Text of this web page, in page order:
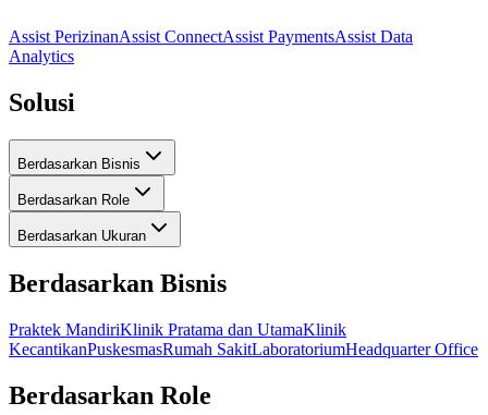
Assist PerizinanAssist ConnectAssist PaymentsAssist Data
Analytics
Solusi
Berdasarkan Bisnis
Berdasarkan Role
Berdasarkan Ukuran
Berdasarkan Bisnis
Praktek MandiriKlinik Pratama dan UtamaKlinik
KecantikanPuskesmasRumah SakitLaboratoriumHeadquarter Office
Berdasarkan Role